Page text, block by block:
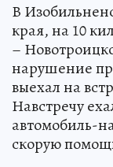
В
края, на 10
–
нарушение
выехал на
Навстречу
автомобиль-
скорую